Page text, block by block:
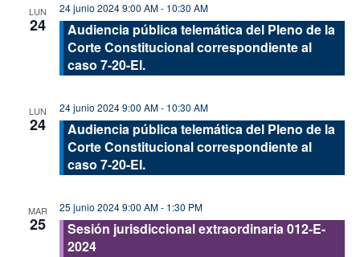
vistas
LUN
24
24 junio 2024 9:00 AM- 10:30 AM
Audiencia pública telemática del Pleno de la
Corte Constitucional correspondiente al
caso 7-20-EI.
LUN
24
24 junio 2024 9:00 AM- 10:30 AM
Audiencia pública telemática del Pleno de la
Corte Constitucional correspondiente al
caso 7-20-EI.
MAR
25
25 junio 2024 9:00 AM- 1:30 PM
Sesión jurisdiccional extraordinaria 012-E-
2024